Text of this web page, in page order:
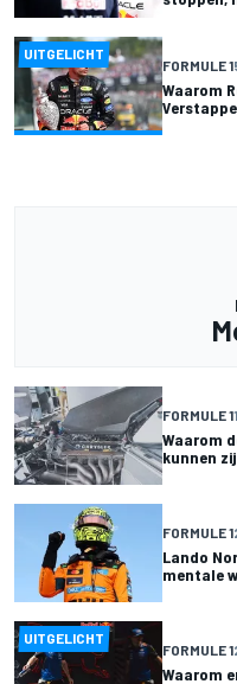
UITGELICHT
FORMULE 1
Waarom
FORMULE 1
Waarom
kunnen
FORMULE 1
Lando
mentale
UITGELICHT
FORMULE 1
Waarom